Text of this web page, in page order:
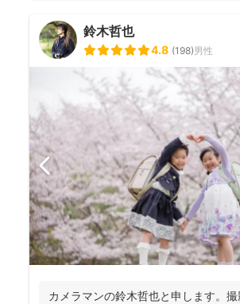
鈴木哲也
4.8 (198)男性
カメラマンの鈴木哲也と申します。